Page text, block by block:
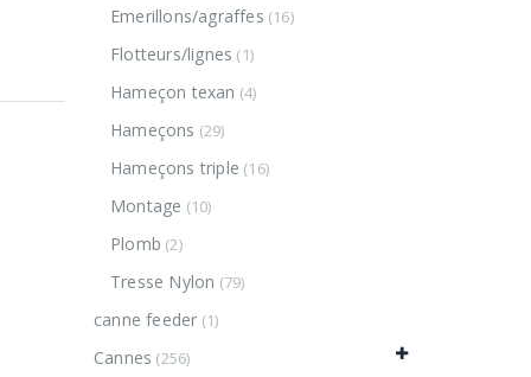
Emerillons/agraffes (16)
Flotteurs/lignes (1)
Hameçon texan (4)
Hameçons (29)
Hameçons triple (16)
Montage (10)
Plomb (2)
Tresse Nylon (79)
canne feeder (1)
Cannes (256)